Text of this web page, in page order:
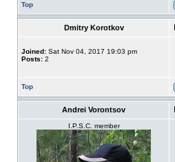
Top
Dmitry Korotkov
Joined: Sat Nov 04, 2017 19:03 pm
Posts: 2
Top
Andrei Vorontsov
I.P.S.C. member